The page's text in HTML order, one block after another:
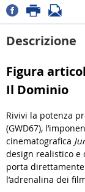
Descrizione
Figura
Il Dominio
Rivivi la potenza
(GWD67),
cinematografica
design realistico e
porta
l’adrenalina dei